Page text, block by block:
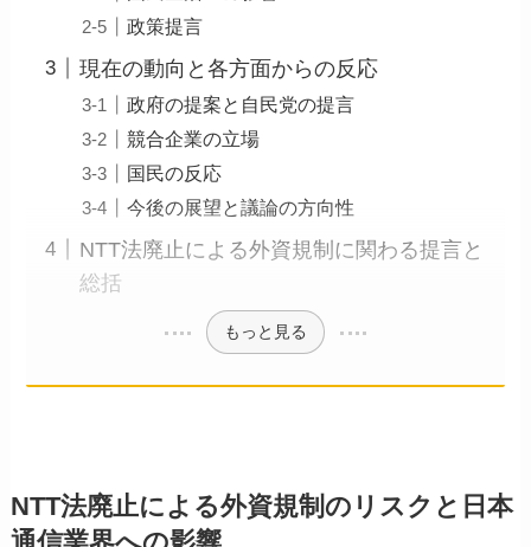
政策提言
現在の動向と各方面からの反応
政府の提案と自民党の提言
競合企業の立場
国民の反応
今後の展望と議論の方向性
NTT法廃止による外資規制に関わる提言と
総括
もっと見る
NTT法廃止による外資規制のリスクと日本